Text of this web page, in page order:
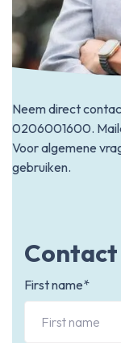
Neem direct
0206001600.
Voor algemene
gebruiken.
Contact
First name*